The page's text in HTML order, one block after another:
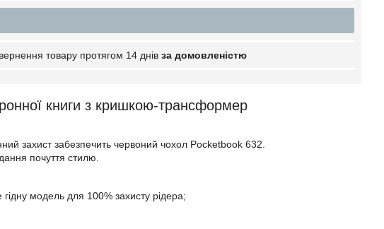
товару протягом 14 днів за домовленістю
книги з кришкою-трансформер
захист забезпечить червоний чохол Pocketbook 632.
почуття стилю.
модель для 100% захисту рідера;